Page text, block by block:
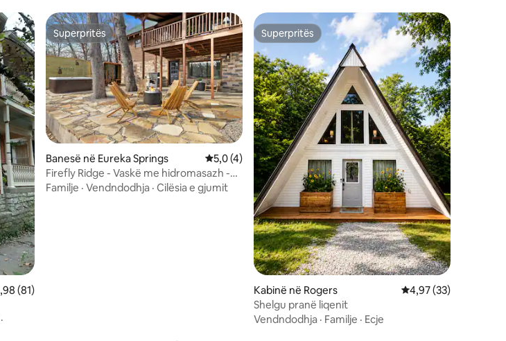
mesatar 4,98 nga 5, 81 vlerësime
(81)
·
Superpritës
Superpritës
Banesë në Eureka Springs Vlerësimi mesatar 5,0 nga 5, 4 vlerësime
5,0 (4)
Firefly Ridge - Vaskë me hidromasazh -
Sauna
Familje · Vendndodhja · Cilësia e gjumit
Superpritës
Superpritës
Kabinë në Rogers Vlerësimi mesatar
4,97 (33)
Shelgu pranë liqenit
Vendndodhja · Familje · Ecje